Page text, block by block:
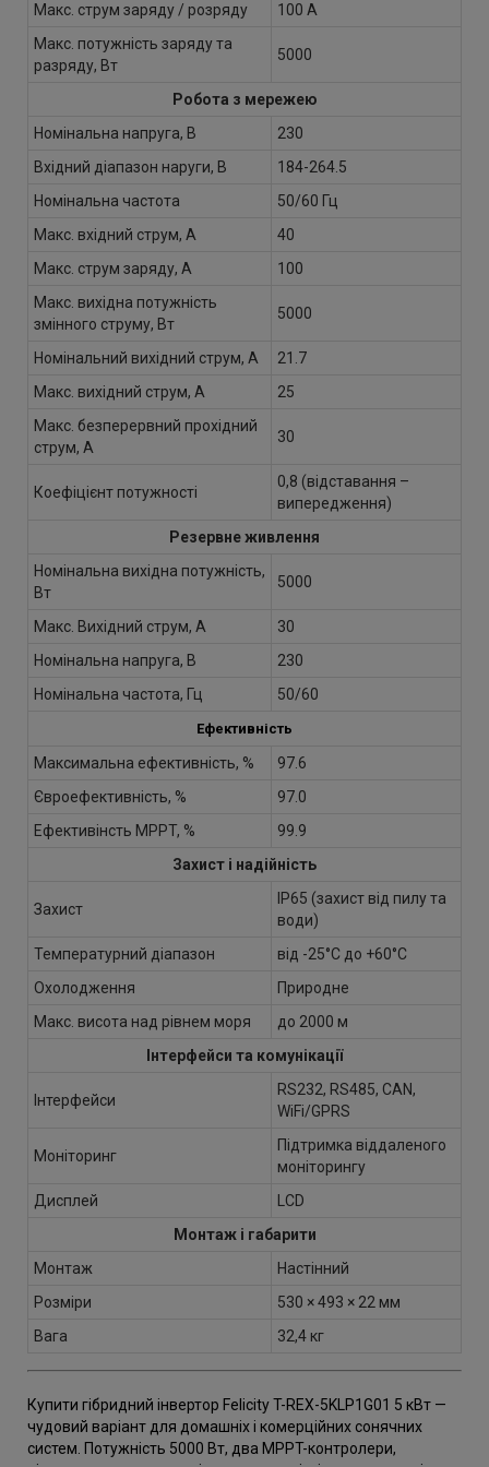
Макс. струм заряду / розряду
100 А
Макс. потужність заряду та
разряду, Вт
5000
Робота з мережею
Номінальна напруга, В
230
Вхідний діапазон наруги, В
184-264.5
Номінальна частота
50/60 Гц
Макс. вхідний струм, А
40
Макс. струм заряду, А
100
Макс. вихідна потужність
змінного струму, Вт
5000
Номінальний вихідний струм, А
21.7
Макс. вихідний струм, А
25
Макс. безперервний прохідний
струм, А
30
Коефіцієнт потужності
0,8 (відставання –
випередження)
Резервне живлення
Номінальна вихідна потужність,
Вт
5000
Макс. Вихідний струм, А
30
Номінальна напруга, В
230
Номінальна частота, Гц
50/60
Ефективність
Максимальна ефективність, %
97.6
Євроефективність, %
97.0
Ефективінсть MPPT, %
99.9
Захист і надійність
Захист
IP65 (захист від пилу та
води)
Температурний діапазон
від -25°C до +60°C
Охолодження
Природне
Макс. висота над рівнем моря
до 2000 м
Інтерфейси та комунікації
Інтерфейси
RS232, RS485, CAN,
WiFi/GPRS
Моніторинг
Підтримка віддаленого
моніторингу
Дисплей
LCD
Монтаж і габарити
Монтаж
Настінний
Розміри
530 × 493 × 22 мм
Вага
32,4 кг
Купити гібридний інвертор Felicity T-REX-5KLP1G01 5 кВт —
чудовий варіант для домашніх і комерційних сонячних
систем. Потужність 5000 Вт, два MPPT-контролери,